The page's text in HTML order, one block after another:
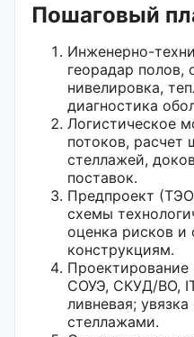
Пошаговый
Инженерно-
георадар полов,
нивелировка,
диагностика
Логистическое
потоков, расчет
стеллажей,
поставок.
Предпроект
схемы
оценка рисков и
конструкциям.
СОУЭ, СКУД/ВО,
ливневая;
стеллажами.